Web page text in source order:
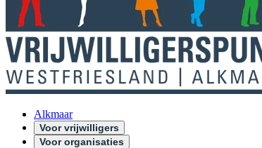
Alkmaar
Voor vrijwilligers
Voor organisaties